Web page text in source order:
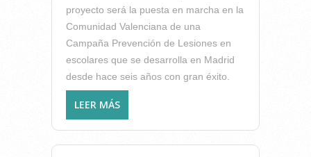
proyecto será la puesta en marcha en la
Comunidad Valenciana de una
Campaña Prevención de Lesiones en
escolares que se desarrolla en Madrid
desde hace seis años con gran éxito.
LEER MÁS
VALENCIANOS Y